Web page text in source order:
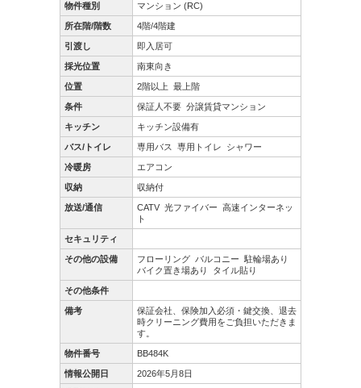
物件種別 マンション (RC)
所在階/階数 4階/4階建
引渡し 即入居可
採光位置 南東向き
位置 2階以上 最上階
条件 保証人不要 分譲賃貸マンション
キッチン キッチン設備有
バス/トイレ 専用バス 専用トイレ シャワー
冷暖房 エアコン
収納 収納付
放送/通信 CATV 光ファイバー 高速インターネッ
ト
セキュリティ
その他の設備 フローリング バルコニー 駐輪場あり
バイク置き場あり
タイル貼り
その他条件
備考
保証会社、保険加入必須・鍵交換、退去
時クリーニング費用をご負担いただきま
す。
物件番号 BB484K
情報公開日 2026年5月8日